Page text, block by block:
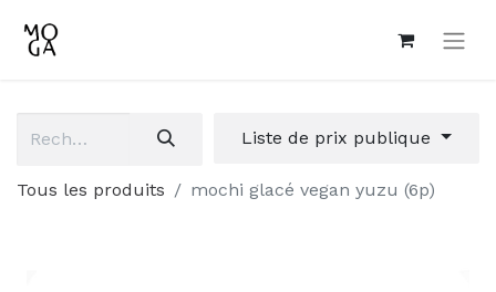
Liste de prix publique
Tous les produits mochi glacé vegan yuzu (6p)